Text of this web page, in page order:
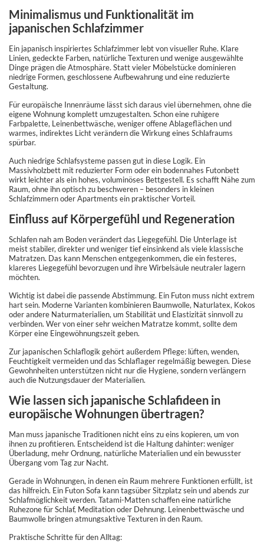
Minimalismus und Funktionalität im
japanischen Schlafzimmer
Ein japanisch inspiriertes Schlafzimmer lebt von visueller Ruhe. Klare
Linien, gedeckte Farben, natürliche Texturen und wenige ausgewählte
Dinge prägen die Atmosphäre. Statt vieler Möbelstücke dominieren
niedrige Formen, geschlossene Aufbewahrung und eine reduzierte
Gestaltung.
Für europäische Innenräume lässt sich daraus viel übernehmen, ohne die
eigene Wohnung komplett umzugestalten. Schon eine ruhigere
Farbpalette, Leinenbettwäsche, weniger offene Ablageflächen und
warmes, indirektes Licht verändern die Wirkung eines Schlafraums
spürbar.
Auch niedrige Schlafsysteme passen gut in diese Logik. Ein
Massivholzbett mit reduzierter Form oder ein bodennahes Futonbett
wirkt leichter als ein hohes, voluminöses Bettgestell. Es schafft Nähe zum
Raum, ohne ihn optisch zu beschweren – besonders in kleinen
Schlafzimmern oder Apartments ein praktischer Vorteil.
Einfluss auf Körpergefühl und Regeneration
Schlafen nah am Boden verändert das Liegegefühl. Die Unterlage ist
meist stabiler, direkter und weniger tief einsinkend als viele klassische
Matratzen. Das kann Menschen entgegenkommen, die ein festeres,
klareres Liegegefühl bevorzugen und ihre Wirbelsäule neutraler lagern
möchten.
Wichtig ist dabei die passende Abstimmung. Ein Futon muss nicht extrem
hart sein. Moderne Varianten kombinieren Baumwolle, Naturlatex, Kokos
oder andere Naturmaterialien, um Stabilität und Elastizität sinnvoll zu
verbinden. Wer von einer sehr weichen Matratze kommt, sollte dem
Körper eine Eingewöhnungszeit geben.
Zur japanischen Schlaflogik gehört außerdem Pflege: lüften, wenden,
Feuchtigkeit vermeiden und das Schlaflager regelmäßig bewegen. Diese
Gewohnheiten unterstützen nicht nur die Hygiene, sondern verlängern
auch die Nutzungsdauer der Materialien.
Wie lassen sich japanische Schlafideen in
europäische Wohnungen übertragen?
Man muss japanische Traditionen nicht eins zu eins kopieren, um von
ihnen zu profitieren. Entscheidend ist die Haltung dahinter: weniger
Überladung, mehr Ordnung, natürliche Materialien und ein bewusster
Übergang vom Tag zur Nacht.
Gerade in Wohnungen, in denen ein Raum mehrere Funktionen erfüllt, ist
das hilfreich. Ein Futon Sofa kann tagsüber Sitzplatz sein und abends zur
Schlafmöglichkeit werden. Tatami-Matten schaffen eine natürliche
Ruhezone für Schlaf, Meditation oder Dehnung. Leinenbettwäsche und
Baumwolle bringen atmungsaktive Texturen in den Raum.
Praktische Schritte für den Alltag: